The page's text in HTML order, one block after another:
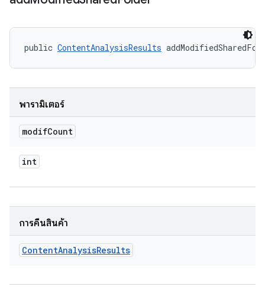
public ContentAnalysisResults
พารามิเตอร์
modifCount
int
การคืนสินค้า
ContentAnalysisResults